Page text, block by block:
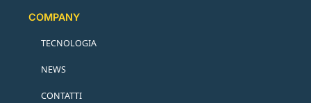
COMPANY
TECNOLOGIA
NEWS
CONTATTI